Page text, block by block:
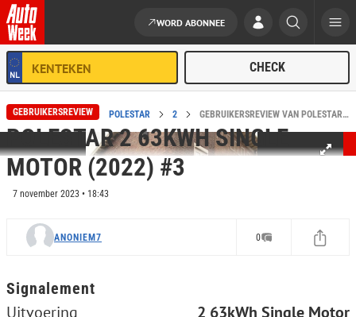
Ga naar de inhoud
WORD ABONNEE
HOME REVIEWS POLESTAR 2 GEBRUIKERSREVIEW VAN POLESTAR 2 63KWH SINGLE MOTOR (2022) #3
GEBRUIKERSREVIEW
POLESTAR 2 63KWH SINGLE
MOTOR (2022) #3
7 november 2023 • 18:43
ANONIEM7 0
Signalement
Uitvoering
2 63kWh Single Motor